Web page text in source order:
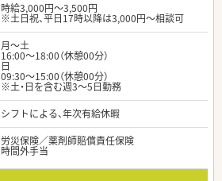
時給3,000円～3,500円
※土日祝、平日17時以降は3,000円～相談可
月～土
16:00～18:00（休憩00分）
日
09:30～15:00（休憩00分）
※土・日を含む週3～5日勤務
シフトによる、年次有給休暇
労災保険／薬剤師賠償責任保険
時間外手当